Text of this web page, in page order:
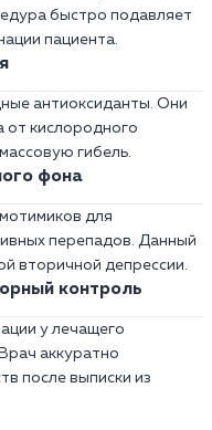
быстро подавляет
пациента.
антиоксиданты. Они
от кислородного
гибель.
фона
для
перепадов. Данный
вторичной депрессии.
контроль
у лечащего
аккуратно
после выписки из